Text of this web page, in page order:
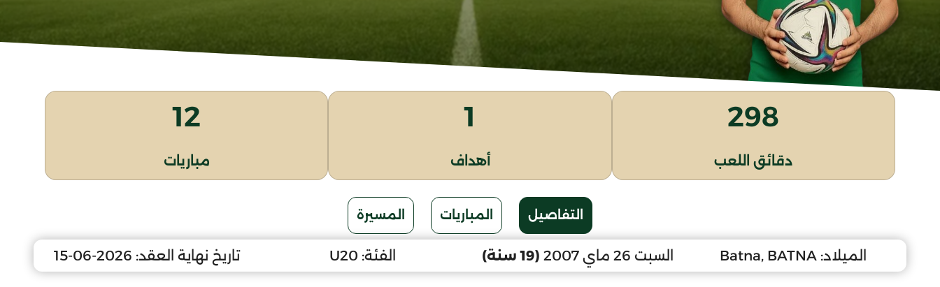
298
دقائق اللعب
1
أهداف
12
مباريات
التفاصيل المباريات المسيرة
الميلاد: Batna, BATNA السبت 26 ماي 2007 (19 سنة) الفئة: U20 تاريخ نهاية العقد: 2026-06-15